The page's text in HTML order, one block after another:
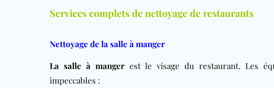
Services complets de nettoyage de restaurants
Nettoyage de la salle à manger
La salle à mangerest le visage du restaurant. Les
impeccables :